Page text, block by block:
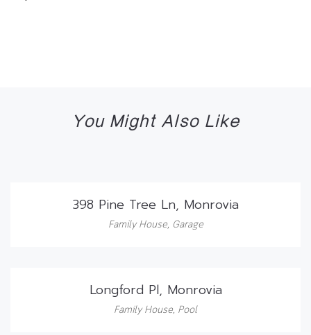
You Might Also Like
398 Pine Tree Ln, Monrovia
Family House, Garage
Longford Pl, Monrovia
Family House, Pool